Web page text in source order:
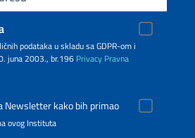
podataka u skladu sa GDPR-om i
juna 2003., br.196 Privacy Pravna
Newsletter kako bih primao
ovog Instituta